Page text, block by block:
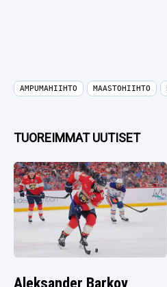
AMPUMAHIIHTO MAASTOHIIHTO
TUOREIMMAT UUTISET
Aleksander Barkov